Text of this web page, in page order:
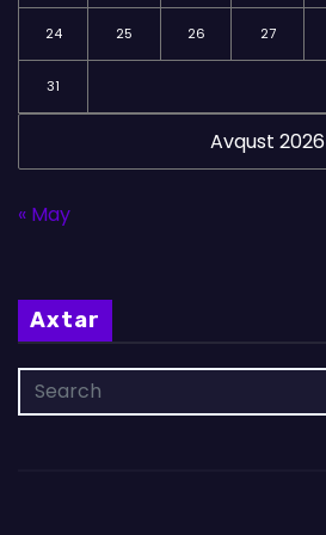
Avqust 2026
24 25 26 27
31
« May
Axtar